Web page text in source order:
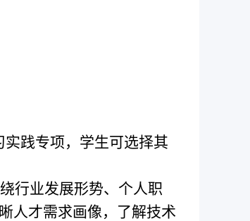
实践专项，学生可选择其
行业发展形势、个人职
人才需求画像，了解技术